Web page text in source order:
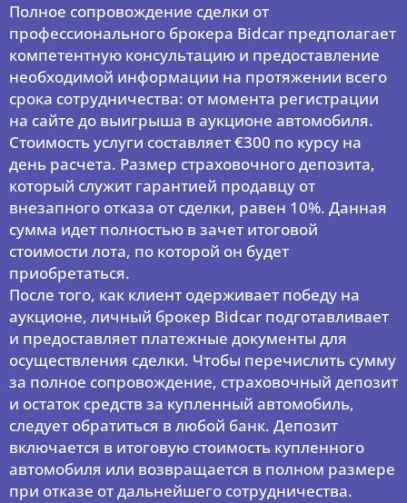
Полное сопровождение сделки от
профессионального брокера Bidcar предполагает
компетентную консультацию и предоставление
необходимой информации на протяжении всего
срока сотрудничества: от момента регистрации
на сайте до выигрыша в аукционе автомобиля.
Стоимость услуги составляет €300 по курсу на
день расчета. Размер страховочного депозита,
который служит гарантией продавцу от
внезапного отказа от сделки, равен 10%. Данная
сумма идет полностью в зачет итоговой
стоимости лота, по которой он будет
приобретаться.
После того, как клиент одерживает победу на
аукционе, личный брокер Bidcar подготавливает
и предоставляет платежные документы для
осуществления сделки. Чтобы перечислить сумму
за полное сопровождение, страховочный депозит
и остаток средств за купленный автомобиль,
следует обратиться в любой банк. Депозит
включается в итоговую стоимость купленного
автомобиля или возвращается в полном размере
при отказе от дальнейшего сотрудничества.